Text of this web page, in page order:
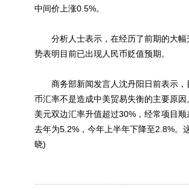
中间价上涨0.5%。
分析人士表示，在经历了前期的大幅
势表明目前已出现人民币贬值预期。
商务部新闻发言人沈丹阳日前表示，
币汇率不是造成中美贸易失衡的主要原
美元双边汇率升值超过30%，经常项目
去年为5.2%，今年上半年下降至2.8%。
晓)